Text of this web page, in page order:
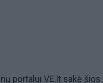
portalui VE.lt sakė šios